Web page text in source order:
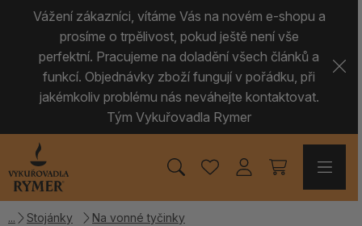
Vážení zákazníci, vítáme Vás na novém e-shopu a
prosíme o trpělivost, pokud ještě není vše
perfektní. Pracujeme na doladění všech článků a
funkcí. Objednávky zboží fungují v pořádku, při
jakémkoliv problému nás neváhejte kontaktovat.
Tým Vykuřovadla Rymer
Stojánky Na vonné tyčinky